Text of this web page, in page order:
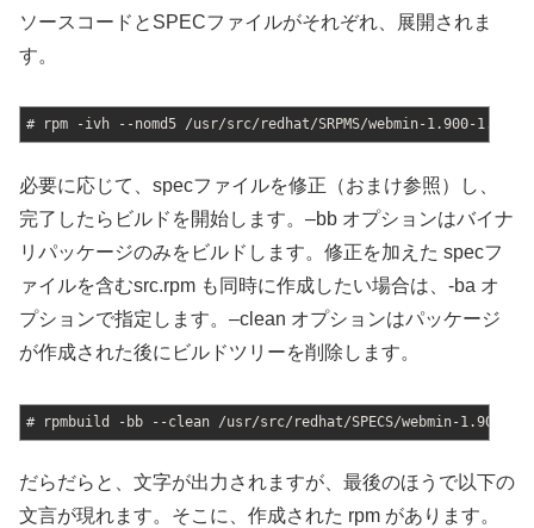
ソースコードとSPECファイルがそれぞれ、展開されま
す。
# rpm -ivh --nomd5 /usr/src/redhat/SRPMS/webmin-1.900-
必要に応じて、specファイルを修正（おまけ参照）し、
完了したらビルドを開始します。–bb オプションはバイナ
リパッケージのみをビルドします。修正を加えた specフ
ァイルを含むsrc.rpm も同時に作成したい場合は、-ba オ
プションで指定します。–clean オプションはパッケージ
が作成された後にビルドツリーを削除します。
# rpmbuild -bb --clean /usr/src/redhat/SPECS/webmin-1.900-
だらだらと、文字が出力されますが、最後のほうで以下の
文言が現れます。そこに、作成された rpm があります。